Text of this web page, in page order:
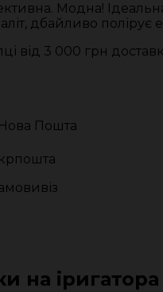
Модна!
дбайливо полірує
від 3 000 грн
Нова Пошта
на